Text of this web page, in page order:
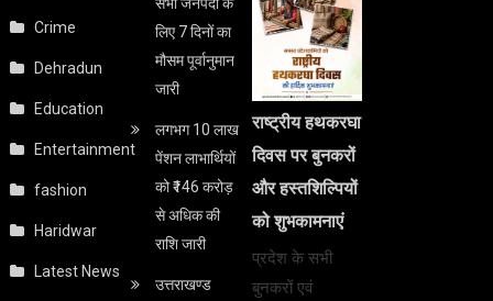
Crime
Dehradun
Education
Entertainment
fashion
Haridwar
Latest News
लिए 7 दिनों का
मौसम पूर्वानुमान
जारी
लगभग 10 लाख
पेंशन लाभार्थियों
को ₹146 करोड़
से अधिक की
राशि जारी
उत्तराखण्ड
राष्ट्रीय हथकरघा
दिवस पर बुनकरों
और हस्तशिल्पियों
को शुभकामनाएं
प्रदेश के सभी
बुनकरों एवं